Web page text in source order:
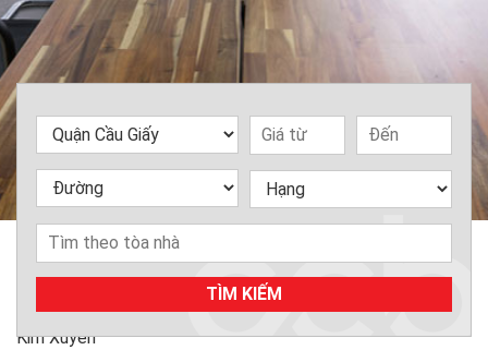
TÌM KIẾM
Home»Văn phòng cho thuê»Quận Cầu Giấy»Đường Trần
Kim Xuyến